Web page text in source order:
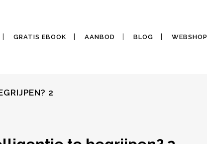
GRATIS EBOOK AANBOD BLOG WEBSHOP
2